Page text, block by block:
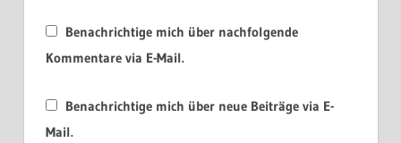
Benachrichtige mich über nachfolgende
Kommentare via E-Mail.
Benachrichtige mich über neue Beiträge via E-
Mail.